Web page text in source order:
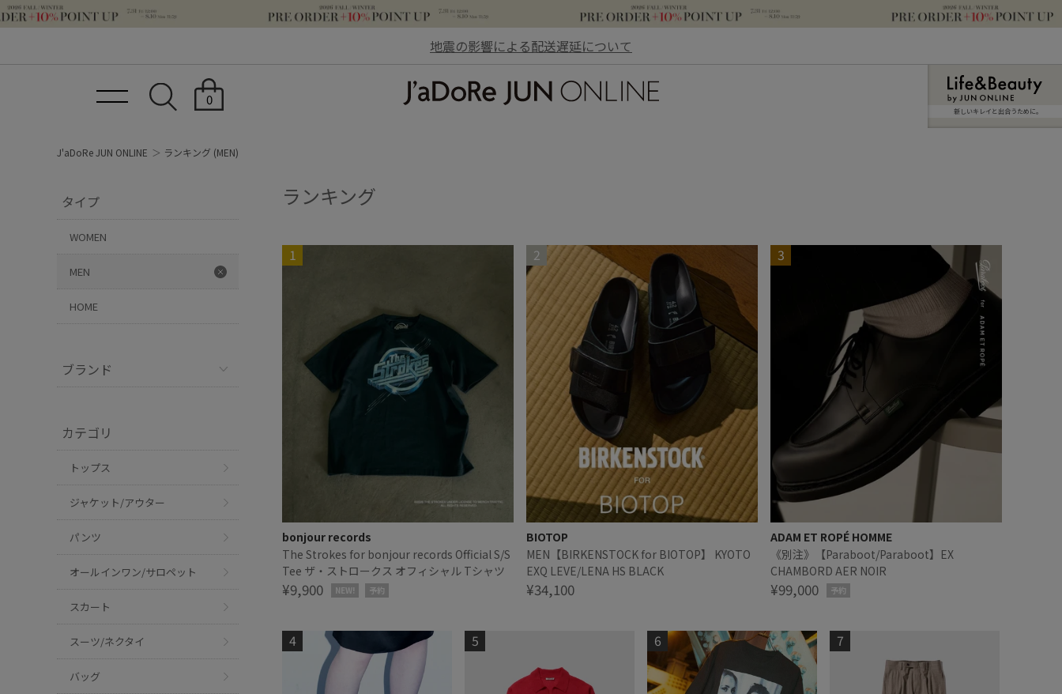
地震の影響による配送遅延について
0
新しいキレイと出合うために。
J'aDoRe JUN ONLINE ランキング (MEN)
タイプ
WOMEN
MEN
HOME
ブランド
カテゴリ
トップス
ジャケット/アウター
パンツ
オールインワン/サロペット
スカート
スーツ/ネクタイ
バッグ
ランキング
bonjour records
The Strokes for bonjour records Official S/S
Tee ザ・ストロークス オフィシャル Tシャツ
¥9,900 NEW! 予約
BIOTOP
MEN【BIRKENSTOCK for BIOTOP】 KYOTO
EXQ LEVE/LENA HS BLACK
¥34,100
ADAM ET ROPÉ HOMME
《別注》【Paraboot/Paraboot】EX
CHAMBORD AER NOIR
¥99,000 予約